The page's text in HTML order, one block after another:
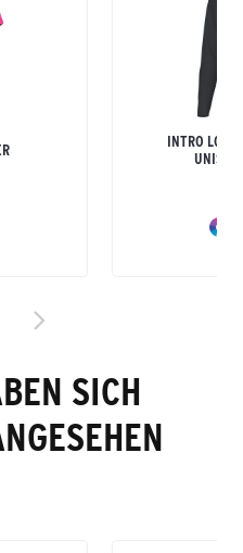
INTRO
UNISEX
SICH